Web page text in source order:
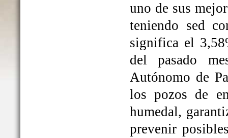
uno de sus
teniendo sed
significa el
del pasado
Autónomo de
los pozos de
humedal,
prevenir